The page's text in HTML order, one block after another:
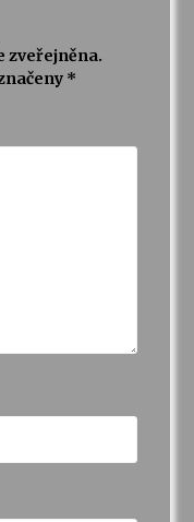
zveřejněna.
*